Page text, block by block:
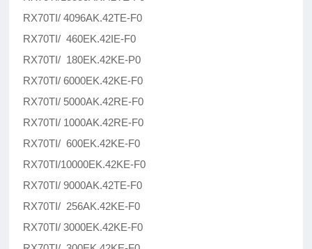
RX70TI/ 4096AK.42TE-F0
RX70TI/ 460EK.42IE-F0
RX70TI/ 180EK.42KE-P0
RX70TI/ 6000EK.42KE-F0
RX70TI/ 5000AK.42RE-F0
RX70TI/ 1000AK.42RE-F0
RX70TI/ 600EK.42KE-F0
RX70TI/10000EK.42KE-F0
RX70TI/ 9000AK.42TE-F0
RX70TI/ 256AK.42KE-F0
RX70TI/ 3000EK.42KE-F0